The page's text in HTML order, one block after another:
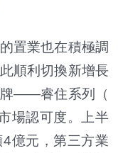
置業也在積極調
順利切換新增長
牌——睿住系列（
場認可度。上半
億元，第三方業